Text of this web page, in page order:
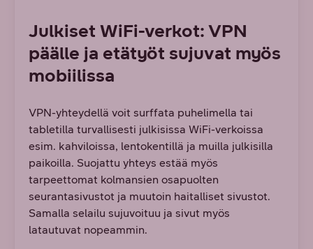
Julkiset WiFi-verkot: VPN
päälle ja etätyöt sujuvat myös
mobiilissa
VPN-yhteydellä voit surffata puhelimella tai
tabletilla turvallisesti julkisissa WiFi-verkoissa
esim. kahviloissa, lentokentillä ja muilla julkisilla
paikoilla. Suojattu yhteys estää myös
tarpeettomat kolmansien osapuolten
seurantasivustot ja muutoin haitalliset sivustot.
Samalla selailu sujuvoituu ja sivut myös
latautuvat nopeammin.